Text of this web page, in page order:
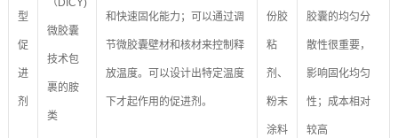
型
促
进
剂
（DICY)
微胶囊
技术包
裹的胺
类
和快速固化能力；可以通过调
节微胶囊壁材和核材来控制释
放温度。可以设计出特定温度
下才起作用的促进剂。
份胶
粘
剂、
粉末
涂料
胶囊的均匀分
散性很重要，
影响固化均匀
性；成本相对
较高